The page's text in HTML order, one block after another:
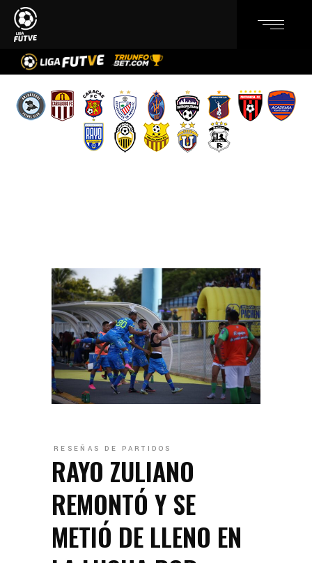
RESEÑAS DE PARTIDOS
RAYO ZULIANO
REMONTÓ Y SE
METIÓ DE LLENO EN